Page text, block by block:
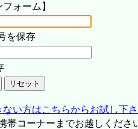
フォーム】
を保存
い方はこちらからお試し下
コーナーまでお越しくださ